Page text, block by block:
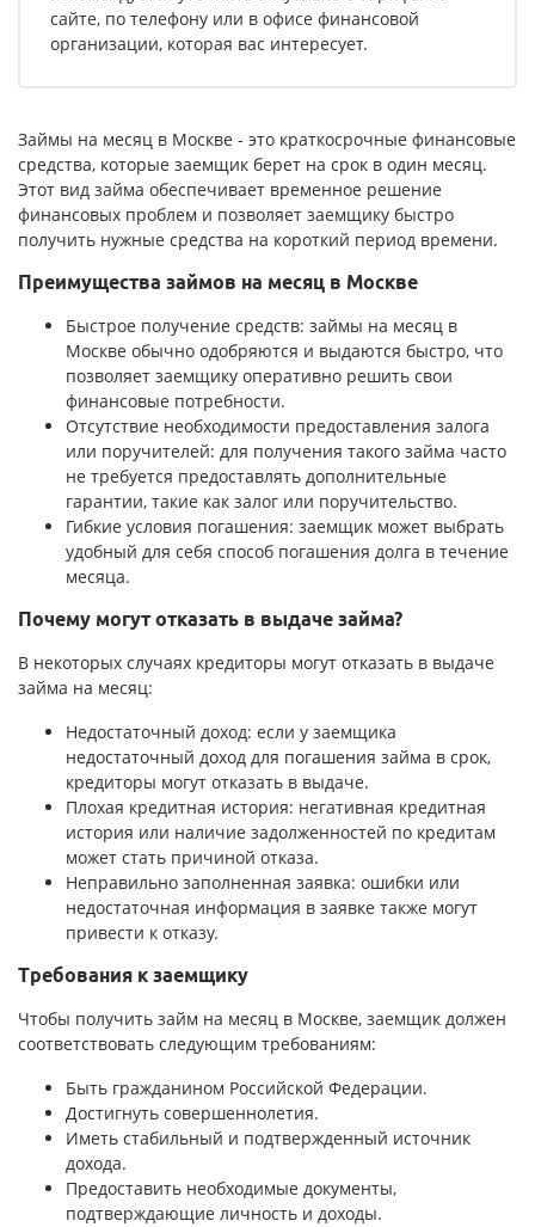
сайте, по телефону или в офисе финансовой
организации, которая вас интересует.
Займы на месяц в Москве - это краткосрочные финансовые
средства, которые заемщик берет на срок в один месяц.
Этот вид займа обеспечивает временное решение
финансовых проблем и позволяет заемщику быстро
получить нужные средства на короткий период времени.
Преимущества займов на месяц в Москве
Быстрое получение средств: займы на месяц в
Москве обычно одобряются и выдаются быстро, что
позволяет заемщику оперативно решить свои
финансовые потребности.
Отсутствие необходимости предоставления залога
или поручителей: для получения такого займа часто
не требуется предоставлять дополнительные
гарантии, такие как залог или поручительство.
Гибкие условия погашения: заемщик может выбрать
удобный для себя способ погашения долга в течение
месяца.
Почему могут отказать в выдаче займа?
В некоторых случаях кредиторы могут отказать в выдаче
займа на месяц:
Недостаточный доход: если у заемщика
недостаточный доход для погашения займа в срок,
кредиторы могут отказать в выдаче.
Плохая кредитная история: негативная кредитная
история или наличие задолженностей по кредитам
может стать причиной отказа.
Неправильно заполненная заявка: ошибки или
недостаточная информация в заявке также могут
привести к отказу.
Требования к заемщику
Чтобы получить займ на месяц в Москве, заемщик должен
соответствовать следующим требованиям:
Быть гражданином Российской Федерации.
Достигнуть совершеннолетия.
Иметь стабильный и подтвержденный источник
дохода.
Предоставить необходимые документы,
подтверждающие личность и доходы.